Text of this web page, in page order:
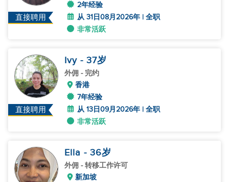
直接聘用
2年经验
从 31日08月2026年 | 全职
非常活跃
直接聘用
Ivy - 37岁
外佣 - 完约
香港
7年经验
从 13日09月2026年 | 全职
非常活跃
Ella - 36岁
外佣 - 转移工作许可
新加坡